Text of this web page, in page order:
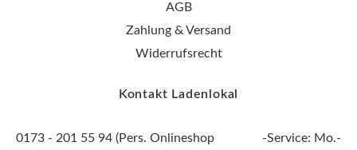
AGB
Zahlung & Versand
Widerrufsrecht
Kontakt Ladenlokal
0173 - 201 55 94 (Pers. Onlineshop -Service: Mo.-